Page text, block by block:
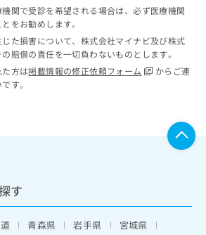
関で受診を希望される場合は、必ず医療機関
をお勧めします。
た損害について、株式会社マイナビ及び株式
賠償の責任を一切負わないものとします。
方は掲載情報の修正依頼フォーム
からご連
す。
す
青森県 岩手県
宮城県